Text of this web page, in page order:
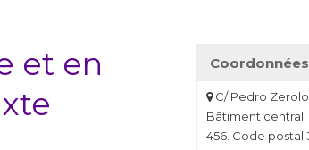
et en
Coordonnées
C/ Pedro
Bâtiment central.
456. Code postal